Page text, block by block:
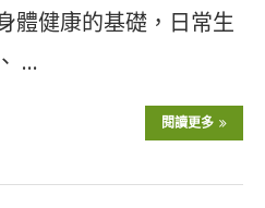
體健康的基礎，日常生
…
閱讀更多